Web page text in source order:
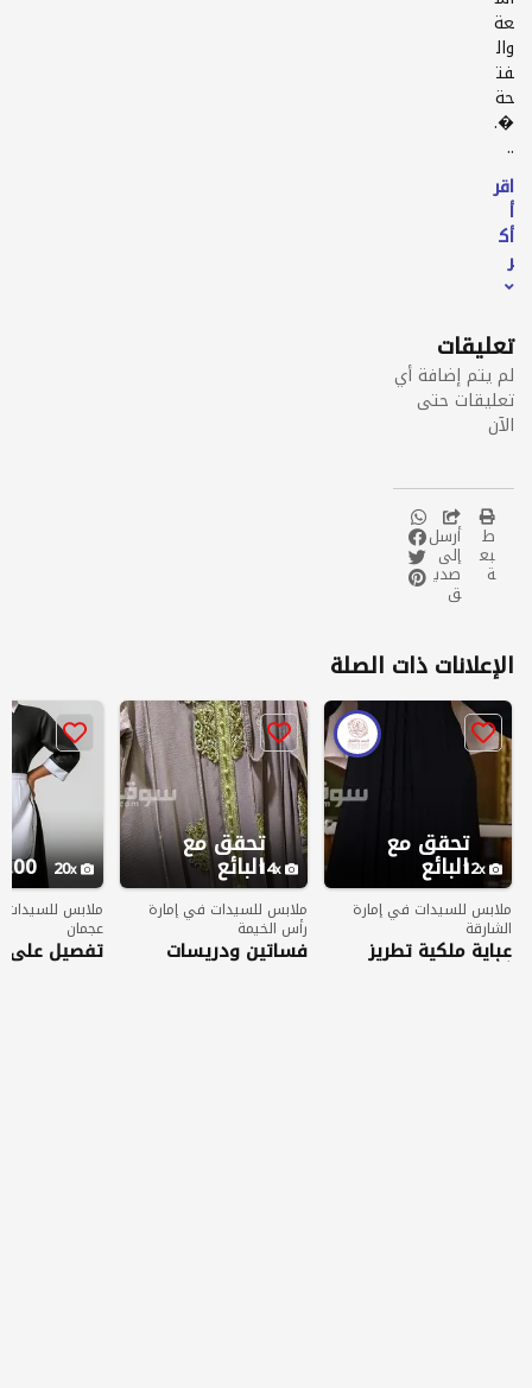
عة
وال
فت
حة
�.
..
اقر
أ
أك
ثر
تعليقات
لم يتم إضافة أي
تعليقات حتى
الآن
ط
بع
ة
أرسل
إلى
صدي
ق
الإعلانات ذات الصلة
تحقق مع
البائع 12
ملابس للسيدات في إمارة
الشارقة
عباية ملكية تطريز
كثيف
تحقق مع
البائع 14
ملابس للسيدات في إمارة
رأس الخيمة
فساتين ودريسات
مقاس xl
AED 20
ملابس للسيدات
عجمان
تفصيل على